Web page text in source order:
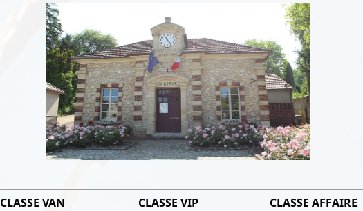
CLASSE VAN CLASSE VIP CLASSE AFFAIRE